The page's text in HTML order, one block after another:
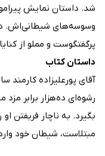
شد. داستان نمایش
وسوسه‌های شیطانی‌اش.
پرگفتگوست و مملو از
داستان کتاب
آقای پورعلیزاده کارمند
رشوه‌ای ده‌هزار برابر مزد
بگیرد. به ناچار فریفتن
مبتلاست، شیطان خود